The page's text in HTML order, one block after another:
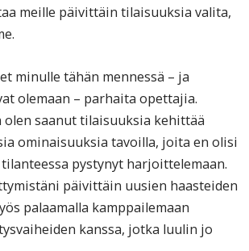
meille päivittäin tilaisuuksia valita,
minulle tähän mennessä – ja
olemaan – parhaita opettajia.
olen saanut tilaisuuksia kehittää
ominaisuuksia tavoilla, joita en olisi
pystynyt harjoittelemaan.
päivittäin uusien haasteiden
palaamalla kamppailemaan
kanssa, jotka luulin jo